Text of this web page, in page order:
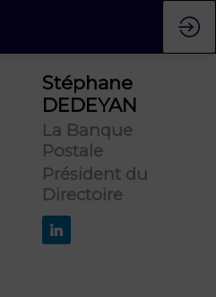
Stéphane
DEDEYAN
La Banque
Postale
Président du
Directoire